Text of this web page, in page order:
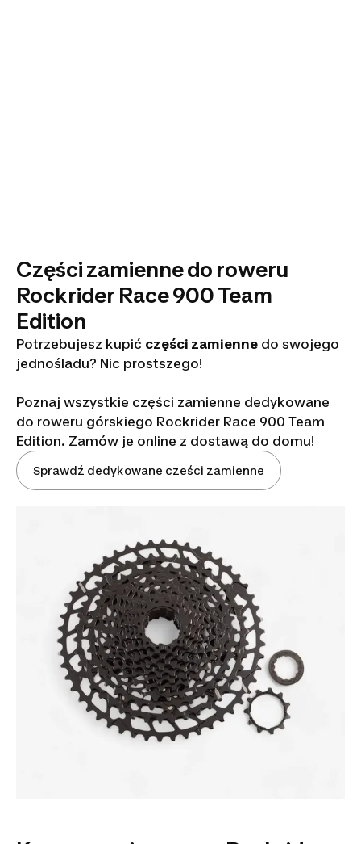
Części zamienne do roweru
Rockrider Race 900 Team
Edition
Potrzebujesz kupić części zamienne do swojego
jednośladu? Nic prostszego!
Poznaj wszystkie części zamienne dedykowane
do roweru górskiego Rockrider Race 900 Team
Edition. Zamów je online z dostawą do domu!
Sprawdź dedykowane cześci zamienne